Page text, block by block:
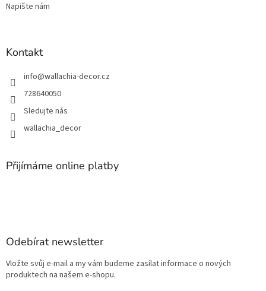
Napište nám
Kontakt
info@wallachia-decor.cz
728640050
Sledujte nás
wallachia_decor
Přijímáme online platby
Odebírat newsletter
Vložte svůj e-mail a my vám budeme zasílat informace o nových
produktech na našem e-shopu.